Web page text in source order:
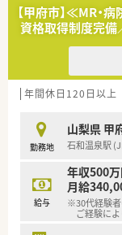
【法人特徴に
■山梨県内で
も運営してい
■総合病院の
りを推進し
■社長も薬剤
み取る社風で
【甲府市】≪MR・
資格取得制度完備
年間休日120日以上
勤務地
山梨県 甲
石和温泉駅
給与
年収500
月給
※30代経験
ご経験によ